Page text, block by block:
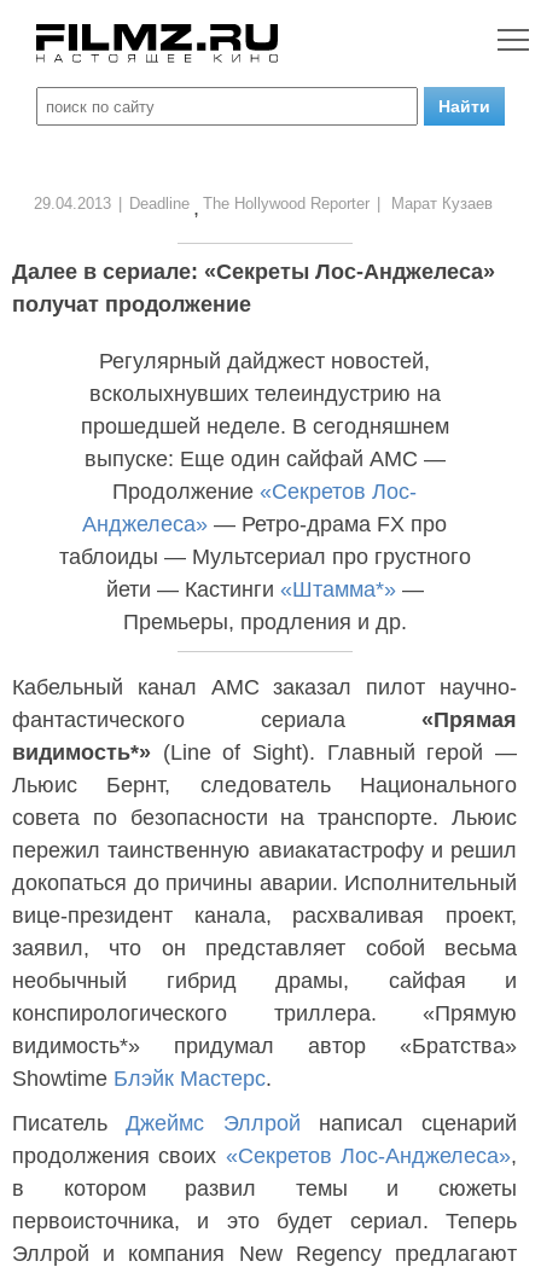
29.04.2013 Deadline , The Hollywood Reporter Марат Кузаев
Далее в сериале: «Секреты Лос-Анджелеса»
получат продолжение
Регулярный дайджест новостей,
всколыхнувших телеиндустрию на
прошедшей неделе. В сегодняшнем
выпуске: Еще один сайфай AMC —
Продолжение «Секретов Лос-
Анджелеса» — Ретро-драма FX про
таблоиды — Мультсериал про грустного
йети — Кастинги «Штамма*»—
Премьеры, продления и др.
Кабельный канал AMC заказал пилот научно-
фантастического сериала «Прямая
видимость*» (Line of Sight). Главный герой —
Льюис Бернт, следователь Национального
совета по безопасности на транспорте. Льюис
пережил таинственную авиакатастрофу и решил
докопаться до причины аварии. Исполнительный
вице-президент канала, расхваливая проект,
заявил, что он представляет собой весьма
необычный гибрид драмы, сайфая и
конспирологического триллера. «Прямую
видимость*» придумал автор «Братства»
Showtime Блэйк Мастерс.
ПисательДжеймс Эллрой написал сценарий
продолжения своих «Секретов Лос-Анджелеса»,
в котором развил темы и сюжеты
первоисточника, и это будет сериал. Теперь
Эллрой и компания New Regency предлагают